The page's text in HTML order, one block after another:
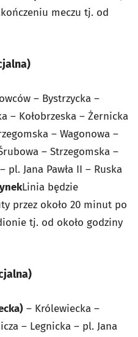
meczu tj. od
– Bystrzycka –
– Kołobrzeska – Żernicka
– Wagonowa –
– Strzegomska –
pl. Jana Pawła II – Ruska
Linia będzie
przez około 20 minut po
tj. od około godziny
– Królewiecka –
– Legnicka – pl. Jana